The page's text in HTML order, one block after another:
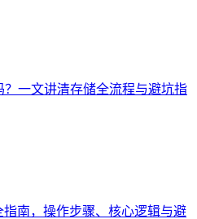
？一文讲清存储全流程与避坑指
指南，操作步骤、核心逻辑与避